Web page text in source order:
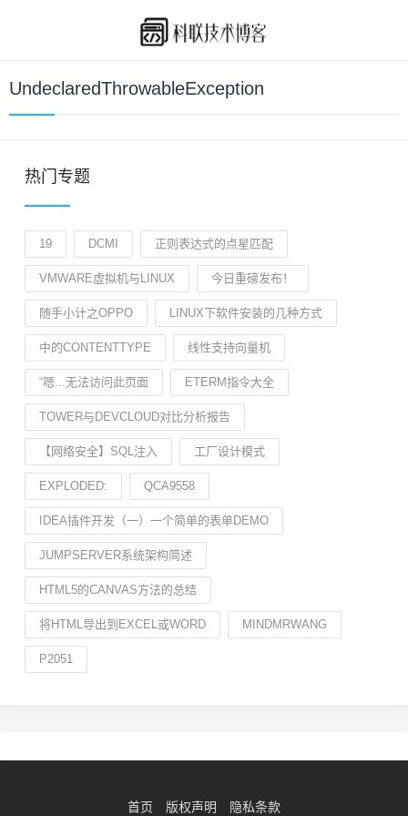
UndeclaredThrowableException
热门专题
19 DCMI 正则表达式的点星匹配
VMWARE虚拟机与LINUX 今日重磅发布！
随手小计之OPPO LINUX下软件安装的几种方式
中的CONTENTTYPE 线性支持向量机
“嗯...无法访问此页面 ETERM指令大全
TOWER与DEVCLOUD对比分析报告
【网络安全】SQL注入 工厂设计模式
EXPLODED: QCA9558
IDEA插件开发（一）一个简单的表单DEMO
JUMPSERVER系统架构简述
HTML5的CANVAS方法的总结
将HTML导出到EXCEL或WORD MINDMRWANG
P2051
首页 版权声明 隐私条款